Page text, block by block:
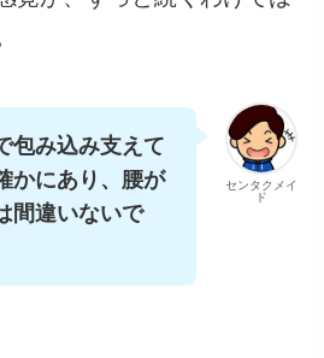
センタクメイ
ド
包み込み支えて
かにあり、腰が
間違いないで